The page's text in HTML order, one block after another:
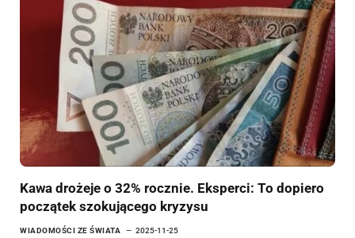
Kawa drożeje o 32% rocznie. Eksperci: To dopiero
początek szokującego kryzysu
WIADOMOŚCI ZE ŚWIATA 2025-11-25